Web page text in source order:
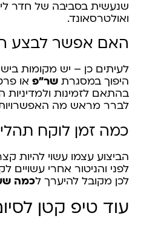
שנעשית בסביבה של חדר
ואולטרסאונד.
האם אפשר לבצע
לעיתים כן – יש מקומות
היפוך במסגרת שר"פ או
בהתאם לזמינות
לברר מראש מה
כמה זמן לוקח
הביצוע עצמו עשוי להיות
לפני והניטור אחרי עשויים
לכן מקובל להיערך לכמה
עוד טיפ קטן